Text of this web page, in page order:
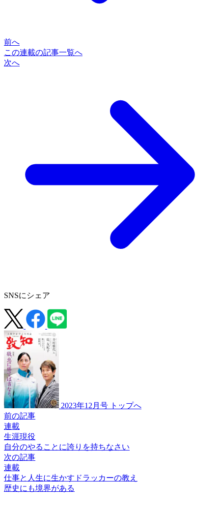
前へ
この連載の記事一覧へ
次へ
SNSにシェア
2023年12月号 トップへ
前の記事
連載
生涯現役
自分のやることに誇りを持ちなさい
次の記事
連載
仕事と人生に生かすドラッカーの教え
歴史にも境界がある